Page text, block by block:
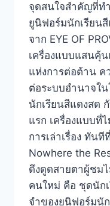
จุดสนใจสำคัญที่ท
ยูนิฟอร์มนักเรียน
จาก EYE OF
เครื่องแบบแสนคุ้
แห่งการต่อต้าน ค
ต่อระบบอำนาจใ
นักเรียนสีแดงสด
แรก เครื่องแบบที่
การเล่าเรื่อง ทัน
Nowhere the
ดึงดูดสายตาผู้ชม
คนใหม่ คือ ชุดนัก
จำของยูนิฟอร์มนั